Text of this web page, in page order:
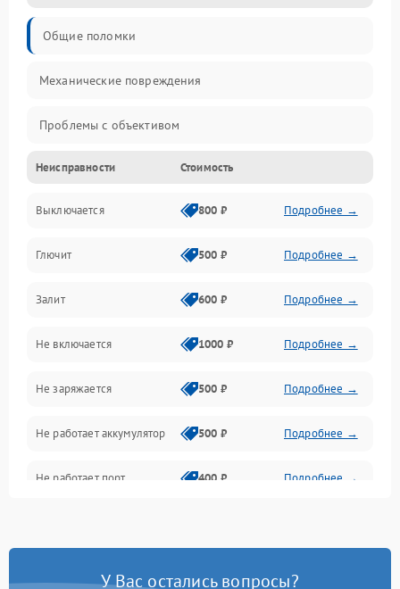
Общие поломки
Механические повреждения
Проблемы с объективом
Электронные ошибки
Механические проблемы
Матрица и оптика
Питание и питание цепей
Проблемы с картами памяти
Объективы
Программные сбои
Коммуникации и интерфейсы
Неисправности Стоимость
Выключается 800 ₽ Подробнее →
Глючит 500 ₽ Подробнее →
Залит 600 ₽ Подробнее →
Не включается 1000 ₽ Подробнее →
Не заряжается 500 ₽ Подробнее →
Не работает аккумулятор 500 ₽ Подробнее →
Не работает порт 400 ₽ Подробнее →
У Вас остались вопросы?